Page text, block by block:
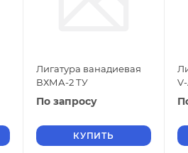
Лигатура ванадиевая
ВХМА-2 ТУ
По запросу
КУПИТЬ